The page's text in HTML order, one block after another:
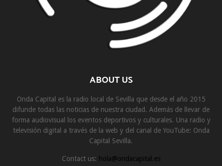
ABOUT US
Onda Capital es la radio local de Sevilla que desde el año 2015
difunde todas las noticias de nuestra ciudad. Además de llevar de
forma audiovisual los eventos deportivos y culturales. Una radio y
televisión digital a través de la web y del canal de YouTube: Onda
Capital Sevilla.
Contact us: hola@ondacapital.es